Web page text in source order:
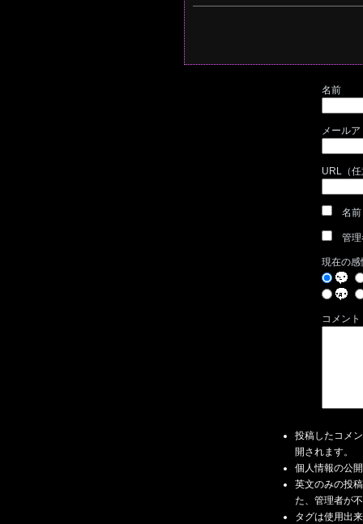
名前
メール
URL（
名
管
現在の感
コメント
投稿したコメ
開されます。
個人情報の公
英文のみの投
た、管理者が
タグは使用出